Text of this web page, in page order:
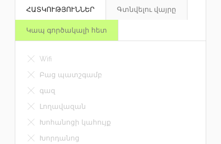
ՀԱՏԿՈՒԹՅՈՒՆՆԵՐ Գտնվելու վայրը
Կապ գործակալի հետ
Wifi
Բաց պատշգամբ
գազ
Լողավազան
Խոհանոցի կահույք
Խորդանոց